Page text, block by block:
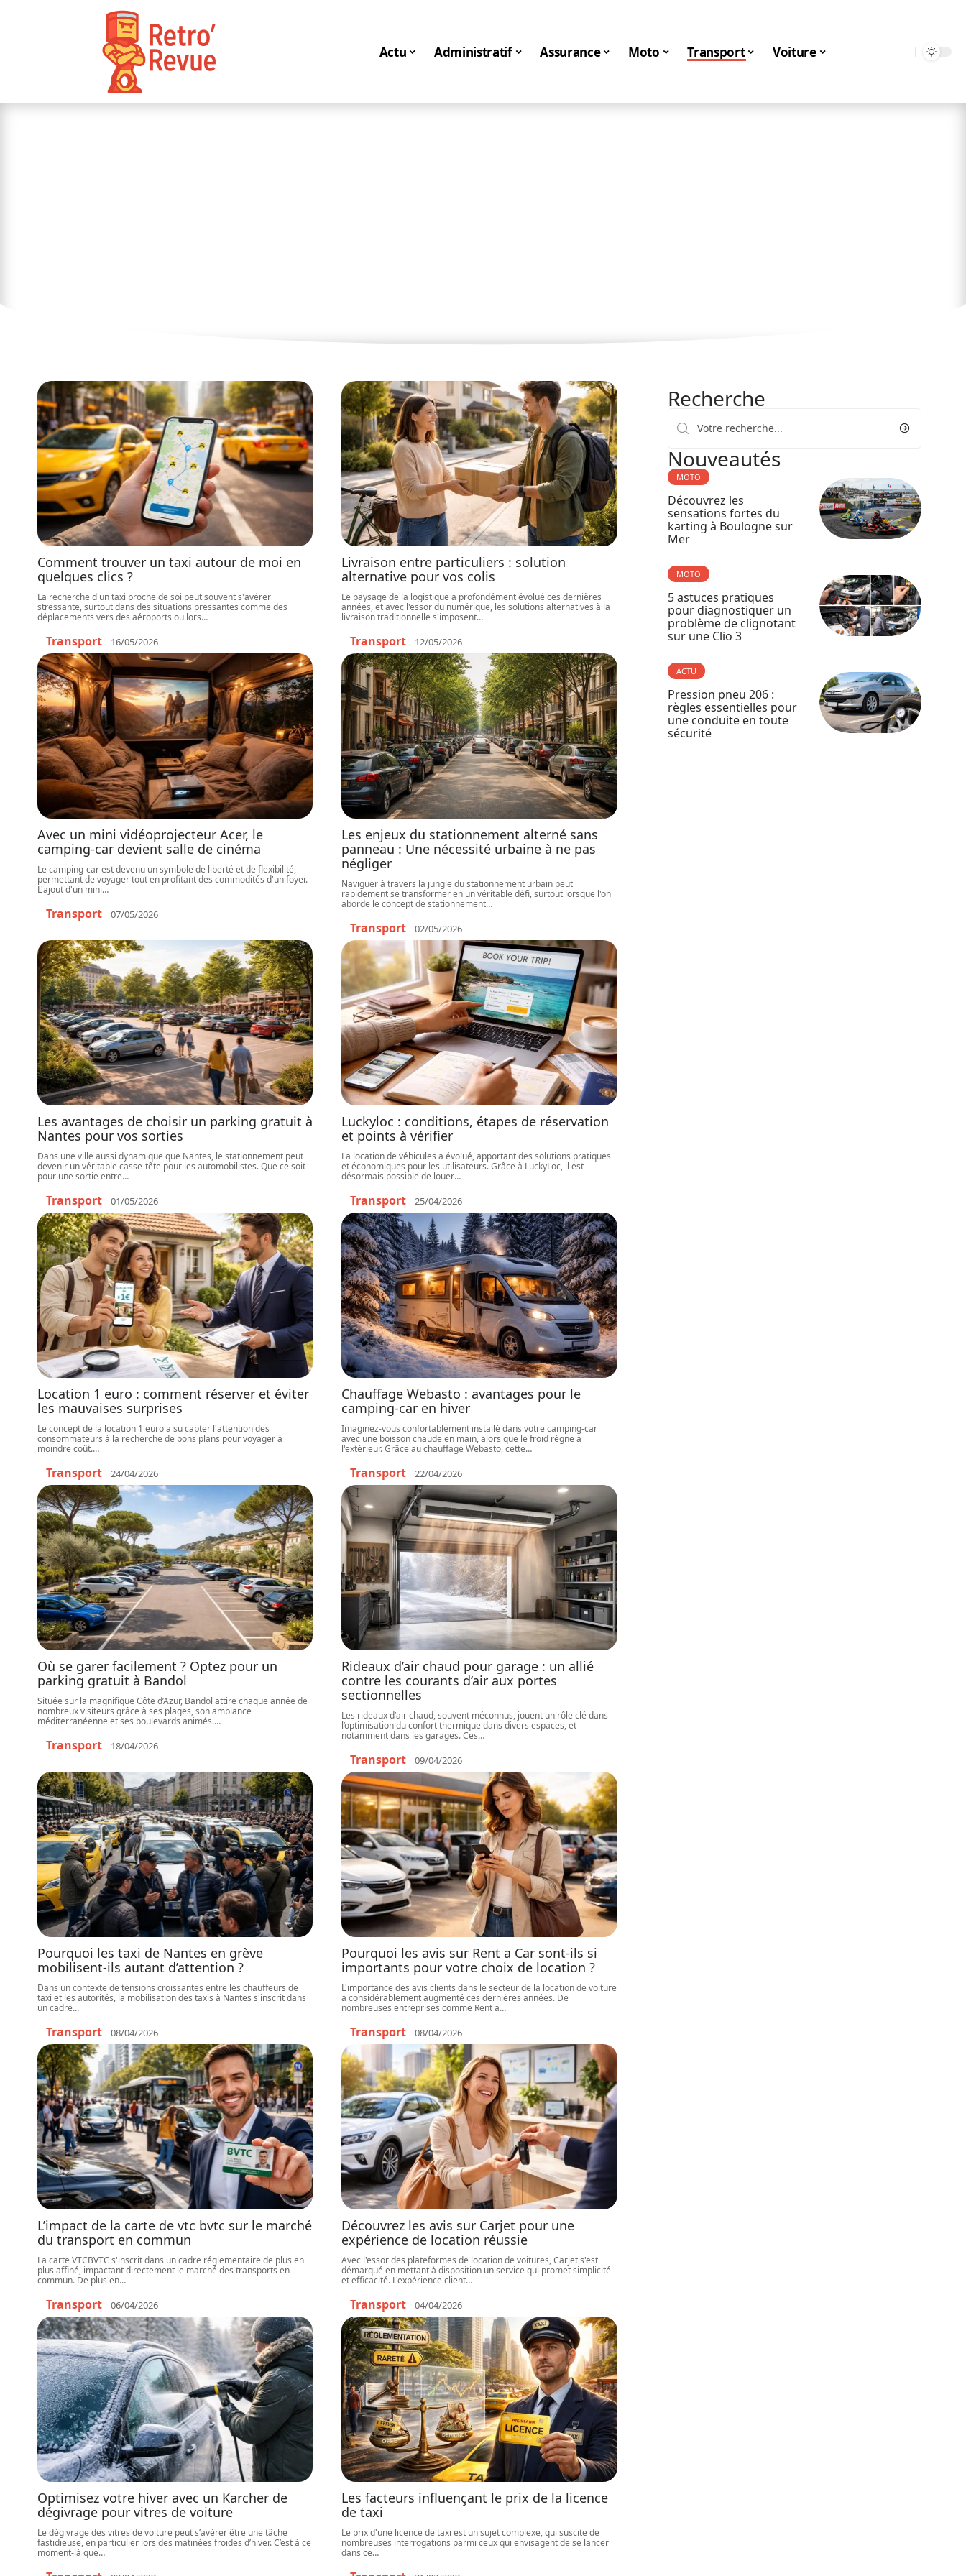
Actu Administratif Assurance Moto Transport Voiture
Comment trouver un taxi autour de moi en
quelques clics ?
La recherche d'un taxi proche de soi peut souvent s'avérer
stressante, surtout dans des situations pressantes comme des
déplacements vers des aéroports ou lors…
Transport 16/05/2026
Livraison entre particuliers : solution
alternative pour vos colis
Le paysage de la logistique a profondément évolué ces dernières
années, et avec l'essor du numérique, les solutions alternatives à la
livraison traditionnelle s'imposent…
Transport 12/05/2026
Avec un mini vidéoprojecteur Acer, le
camping-car devient salle de cinéma
Le camping-car est devenu un symbole de liberté et de flexibilité,
permettant de voyager tout en profitant des commodités d'un foyer.
L'ajout d'un mini…
Transport 07/05/2026
Les enjeux du stationnement alterné sans
panneau : Une nécessité urbaine à ne pas
négliger
Naviguer à travers la jungle du stationnement urbain peut
rapidement se transformer en un véritable défi, surtout lorsque l'on
aborde le concept de stationnement…
Transport 02/05/2026
Les avantages de choisir un parking gratuit à
Nantes pour vos sorties
Dans une ville aussi dynamique que Nantes, le stationnement peut
devenir un véritable casse-tête pour les automobilistes. Que ce soit
pour une sortie entre…
Transport 01/05/2026
Luckyloc : conditions, étapes de réservation
et points à vérifier
La location de véhicules a évolué, apportant des solutions pratiques
et économiques pour les utilisateurs. Grâce à LuckyLoc, il est
désormais possible de louer…
Transport 25/04/2026
Location 1 euro : comment réserver et éviter
les mauvaises surprises
Le concept de la location 1 euro a su capter l'attention des
consommateurs à la recherche de bons plans pour voyager à
moindre coût.…
Transport 24/04/2026
Chauffage Webasto : avantages pour le
camping-car en hiver
Imaginez-vous confortablement installé dans votre camping-car
avec une boisson chaude en main, alors que le froid règne à
l'extérieur. Grâce au chauffage Webasto, cette…
Transport 22/04/2026
Où se garer facilement ? Optez pour un
parking gratuit à Bandol
Située sur la magnifique Côte d’Azur, Bandol attire chaque année de
nombreux visiteurs grâce à ses plages, son ambiance
méditerranéenne et ses boulevards animés.…
Transport 18/04/2026
Rideaux d’air chaud pour garage : un allié
contre les courants d’air aux portes
sectionnelles
Les rideaux d’air chaud, souvent méconnus, jouent un rôle clé dans
l’optimisation du confort thermique dans divers espaces, et
notamment dans les garages. Ces…
Transport 09/04/2026
Pourquoi les taxi de Nantes en grève
mobilisent-ils autant d’attention ?
Dans un contexte de tensions croissantes entre les chauffeurs de
taxi et les autorités, la mobilisation des taxis à Nantes s'inscrit dans
un cadre…
Transport 08/04/2026
Pourquoi les avis sur Rent a Car sont-ils si
importants pour votre choix de location ?
L'importance des avis clients dans le secteur de la location de voiture
a considérablement augmenté ces dernières années. De
nombreuses entreprises comme Rent a…
Transport 08/04/2026
L’impact de la carte de vtc bvtc sur le marché
du transport en commun
La carte VTCBVTC s'inscrit dans un cadre réglementaire de plus en
plus affiné, impactant directement le marché des transports en
commun. De plus en…
Transport 06/04/2026
Découvrez les avis sur Carjet pour une
expérience de location réussie
Avec l'essor des plateformes de location de voitures, Carjet s'est
démarqué en mettant à disposition un service qui promet simplicité
et efficacité. L'expérience client…
Transport 04/04/2026
Optimisez votre hiver avec un Karcher de
dégivrage pour vitres de voiture
Le dégivrage des vitres de voiture peut s’avérer être une tâche
fastidieuse, en particulier lors des matinées froides d’hiver. C’est à ce
moment-là que…
Les facteurs influençant le prix de la licence
de taxi
Le prix d'une licence de taxi est un sujet complexe, qui suscite de
nombreuses interrogations parmi ceux qui envisagent de se lancer
dans ce…
Recherche
Nouveautés
MOTO
Découvrez les
sensations fortes du
karting à Boulogne sur
Mer
MOTO
5 astuces pratiques
pour diagnostiquer un
problème de clignotant
sur une Clio 3
ACTU
Pression pneu 206 :
règles essentielles pour
une conduite en toute
sécurité